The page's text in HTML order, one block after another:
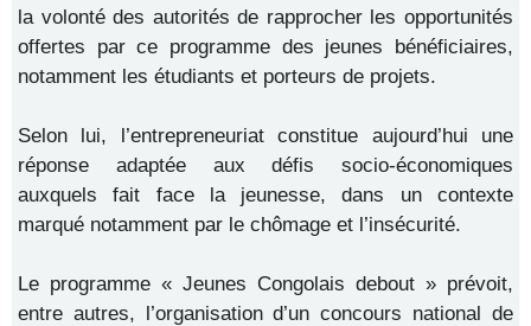
la volonté des autorités de rapprocher les opportunités
offertes par ce programme des jeunes bénéficiaires,
notamment les étudiants et porteurs de projets.
Selon lui, l’entrepreneuriat constitue aujourd’hui une
réponse adaptée aux défis socio-économiques
auxquels fait face la jeunesse, dans un contexte
marqué notamment par le chômage et l’insécurité.
Le programme « Jeunes Congolais debout » prévoit,
entre autres, l’organisation d’un concours national de